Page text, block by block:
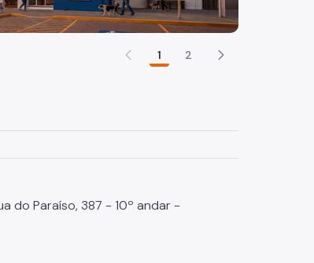
1 2
do Paraíso, 387 - 10º andar -